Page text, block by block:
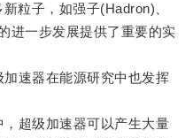
粒子，如强子(Hadron)、
进一步发展提供了重要的实
速器在能源研究中也发挥
超级加速器可以产生大量